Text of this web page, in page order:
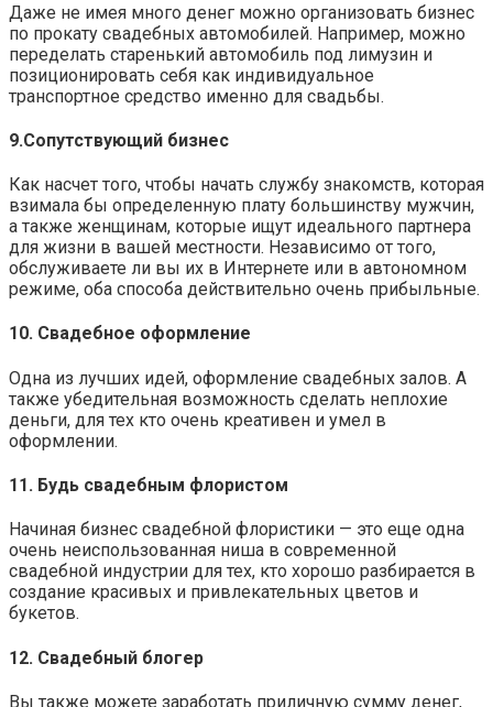
Даже не имея много денег можно организовать бизнес
по прокату свадебных автомобилей. Например, можно
переделать старенький автомобиль под лимузин и
позиционировать себя как индивидуальное
транспортное средство именно для свадьбы.
9.Сопутствующий бизнес
Как насчет того, чтобы начать службу знакомств, которая
взимала бы определенную плату большинству мужчин,
а также женщинам, которые ищут идеального партнера
для жизни в вашей местности. Независимо от того,
обслуживаете ли вы их в Интернете или в автономном
режиме, оба способа действительно очень прибыльные.
10. Свадебное оформление
Одна из лучших идей, оформление свадебных залов. А
также убедительная возможность сделать неплохие
деньги, для тех кто очень креативен и умел в
оформлении.
11. Будь свадебным флористом
Начиная бизнес свадебной флористики — это еще одна
очень неиспользованная ниша в современной
свадебной индустрии для тех, кто хорошо разбирается в
создание красивых и привлекательных цветов и
букетов.
12. Свадебный блогер
Вы также можете заработать приличную сумму денег,